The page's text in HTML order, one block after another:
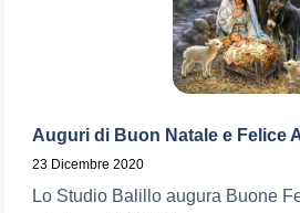
Auguri di Buon Natale e Felice
23 Dicembre 2020
Lo Studio Balillo augura Buone